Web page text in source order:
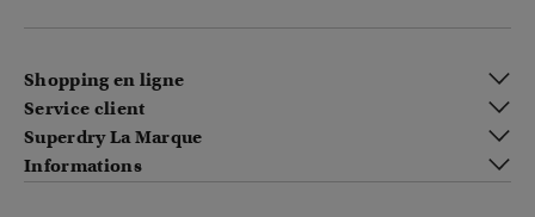
Shopping en ligne
Service client
Superdry La Marque
Informations